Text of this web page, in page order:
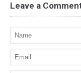
Leave a